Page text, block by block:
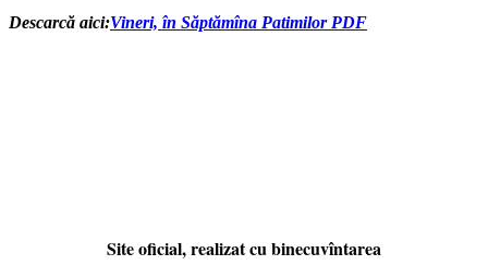
Descarcă aici:Vineri, în Săptămîna Patimilor PDF
Site oficial, realizat cu binecuvîntarea